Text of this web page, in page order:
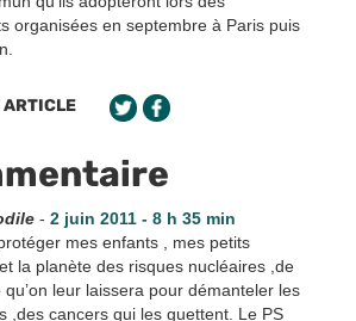
organisées en septembre à Paris puis
ARTICLE
- 2 juin 2011 - 8 h 35 min
mes enfants , mes petits
la planète des risques nucléaires ,de
qu’on leur laissera pour démanteler les
,des cancers qui les guettent. Le PS